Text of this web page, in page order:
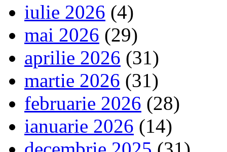
iulie 2026 (4)
mai 2026 (29)
aprilie 2026 (31)
martie 2026 (31)
februarie 2026 (28)
ianuarie 2026 (14)